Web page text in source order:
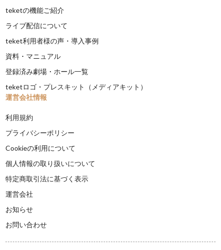
teketの機能ご紹介
ライブ配信について
teket利用者様の声・導入事例
資料・マニュアル
登録済み劇場・ホール一覧
teketロゴ・プレスキット（メディアキット）
運営会社情報
利用規約
プライバシーポリシー
Cookieの利用について
個人情報の取り扱いについて
特定商取引法に基づく表示
運営会社
お知らせ
お問い合わせ